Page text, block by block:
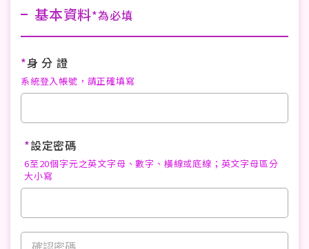
基本資料*為必填
*身 分 證
系統登入帳號，請正確填寫
*設定密碼
6至20個字元之英文字母、數字、橫線或底線；英文字母區分
大小寫